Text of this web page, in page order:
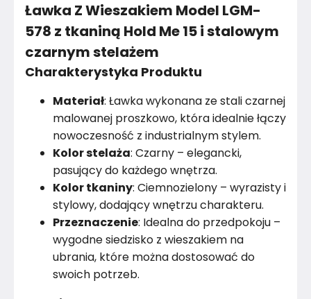
Rodzaj tkaniny
Wariant tkaniny
Materiał Metal
Kolor
Rodzaj tkaniny Plusz
Marka Emra Wood Design
Montaż
Rok produkcji
Ławka Z Wieszakiem Model LGM-
578 z tkaniną Hold Me 15 i stalowym
czarnym stelażem
Charakterystyka Produktu
Materiał: Ławka wykonana ze stali czarnej
malowanej proszkowo, która idealnie łączy
nowoczesność z industrialnym stylem.
Kolor stelaża: Czarny – elegancki,
pasujący do każdego wnętrza.
Kolor tkaniny: Ciemnozielony – wyrazisty i
stylowy, dodający wnętrzu charakteru.
Przeznaczenie: Idealna do przedpokoju –
wygodne siedzisko z wieszakiem na
ubrania, które można dostosować do
swoich potrzeb.